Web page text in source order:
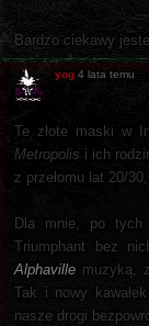
Bardzo ciekawy
yog 4 lata temu
Te złote maski w
Metropolis i ich
z przełomu lat 20/
Dla mnie, po tych
Triumphant bez
Alphaville muzyką,
Tak i nowy
nasze drogi